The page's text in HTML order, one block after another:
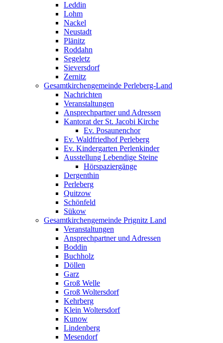
Leddin
Lohm
Nackel
Neustadt
Plänitz
Roddahn
Segeletz
Sieversdorf
Zernitz
Gesamtkirchengemeinde Perleberg-Land
Nachrichten
Veranstaltungen
Ansprechpartner und Adressen
Kantorat der St. Jacobi Kirche
Ev. Posaunenchor
Ev. Waldfriedhof Perleberg
Ev. Kindergarten Perlenkinder
Ausstellung Lebendige Steine
Hörspaziergänge
Dergenthin
Perleberg
Quitzow
Schönfeld
Sükow
Gesamtkirchengemeinde Prignitz Land
Veranstaltungen
Ansprechpartner und Adressen
Boddin
Buchholz
Döllen
Garz
Groß Welle
Groß Woltersdorf
Kehrberg
Klein Woltersdorf
Kunow
Lindenberg
Mesendorf